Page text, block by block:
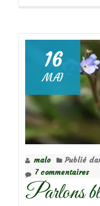
16
MAI
malo Publié
7 commentaires
Parlons